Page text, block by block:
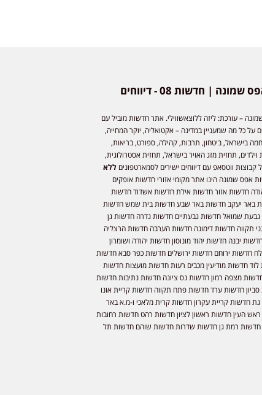
חדשות אפס שמונה | חדשות 08 - דיווחים
– עורכת: ליזה ללוצאשווילי. אתר חדשות מוביל עם
על כל מה שמעניין במדינה – אקטואליה, יוקר המחייה,
בישראל, ביטחון, תרבות, קהילה, ספורט, בריאות,
וילדים, תחזית מזג האויר בישראל, תחזית אסטרולוגית,
קבוצות ווטסאפ עם דיווחים ישירים לסמארטפוניםללא
אפס שמונה הינו אתר מקומי אזורי חדשות אופקים
חדשות אזור חדשות אילת חדשות אשדוד חדשות
באר יעקב חדשות באר שבע חדשות בית שמש חדשות
שמואל חדשות גבעתיים חדשות גדרה חדשות גן
תקווה חדשות דימונה חדשות הערבה חדשות הרצליה
יבנה חדשות יהוד מונוסון חדשות יהודה ושומרון
חדשות ירוחם חדשות ירושלים חדשות כפר סבא חדשות
חדשות מודיעין מכבים רעות חדשות מועצות חדשות
מצפה רמון חדשות נס ציונה חדשות נתיבות חדשות
חדשות ערד חדשות פתח תקווה חדשות קריית אונו
חדשות קריית עקרון חדשות קרית מלאכי ו-מ.א באר
העין חדשות ראשון לציון חדשות רהט חדשות רחובות
רמת גן חדשות שדרות חדשות שוהם חדשות תל